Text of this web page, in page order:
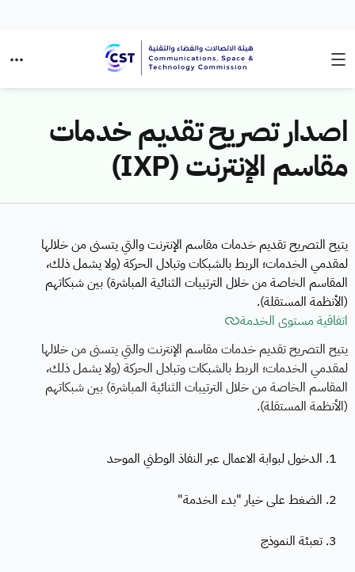
اصدار تصريح تقديم خدمات
مقاسم الإنترنت (IXP)
يتيح التصريح تقديم خدمات مقاسم الإنترنت والتي يتسنى من خلالها
لمقدمي الخدمات؛ الربط بالشبكات وتبادل الحركة (ولا يشمل ذلك،
المقاسم الخاصة من خلال الترتيبات الثنائية المباشرة) بين شبكاتهم
(الأنظمة المستقلة).
اتفاقية مستوى الخدمة
يتيح التصريح تقديم خدمات مقاسم الإنترنت والتي يتسنى من خلالها
لمقدمي الخدمات؛ الربط بالشبكات وتبادل الحركة (ولا يشمل ذلك،
المقاسم الخاصة من خلال الترتيبات الثنائية المباشرة) بين شبكاتهم
(الأنظمة المستقلة).
1. الدخول لبوابة الاعمال عبر النفاذ الوطني الموحد
2. الضغط على خيار "بدء الخدمة"
3. تعبئة النموذج